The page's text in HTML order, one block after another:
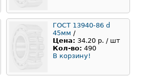
ГОСТ 13940-86 d
45мм /
Цена: 34.20 р. / шт
Кол-во: 490
В корзину!